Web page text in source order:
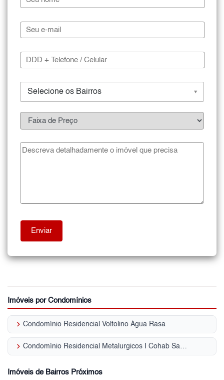
Selecione os Bairros
Imóveis por Condomínios
keyboard_arrow_right Condomínio Residencial Voltolino Água Rasa
keyboard_arrow_right Condomínio Residencial Metalurgicos I Cohab Santa Etelvina II
Imóveis de Bairros Próximos